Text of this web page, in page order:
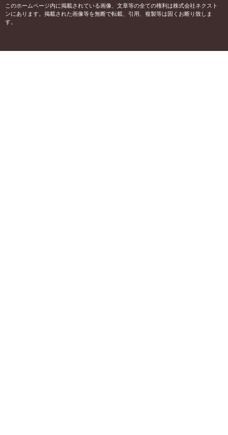
このホームページ内に掲載されている画像、文章等の全ての権利は株式会社ネクスト
ンにあります。掲載された画像等を無断で転載、引用、複製等は固くお断り致しま
す。